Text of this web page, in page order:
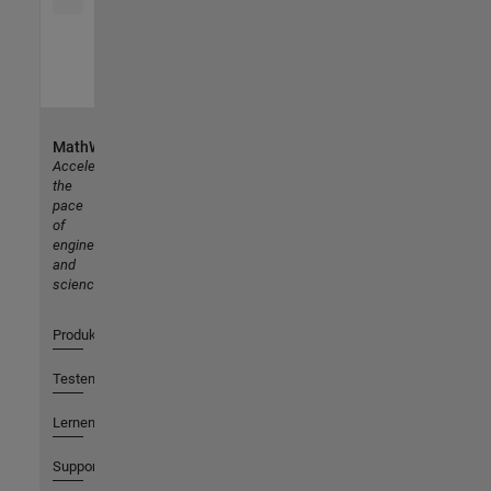
MathWorks
Accelerating
the
pace
of
engineering
and
science
Produkte
Testen oder Kaufen
Lernen
Support